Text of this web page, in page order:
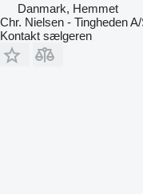
Danmark, Hemmet
Chr. Nielsen - Tingheden
Kontakt sælgeren